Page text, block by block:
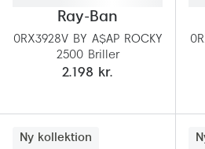
Ray-Ban
0RX3928V BY A$AP ROCKY
2500 Briller
2.198 kr.
Ny kollektion